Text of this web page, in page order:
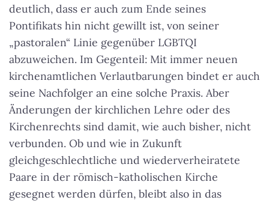
deutlich, dass er auch zum Ende seines
Pontifikats hin nicht gewillt ist, von seiner
„pastoralen“ Linie gegenüber LGBTQI
abzuweichen. Im Gegenteil: Mit immer neuen
kirchenamtlichen Verlautbarungen bindet er auch
seine Nachfolger an eine solche Praxis. Aber
Änderungen der kirchlichen Lehre oder des
Kirchenrechts sind damit, wie auch bisher, nicht
verbunden. Ob und wie in Zukunft
gleichgeschlechtliche und wiederverheiratete
Paare in der römisch-katholischen Kirche
gesegnet werden dürfen, bleibt also in das